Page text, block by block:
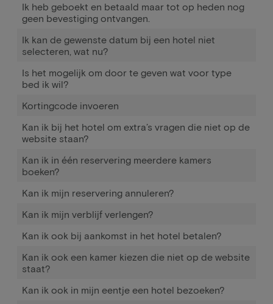
Ik heb geboekt en betaald maar tot op heden nog
geen bevestiging ontvangen.
Ik kan de gewenste datum bij een hotel niet
selecteren, wat nu?
Is het mogelijk om door te geven wat voor type
bed ik wil?
Kortingcode invoeren
Kan ik bij het hotel om extra’s vragen die niet op de
website staan?
Kan ik in één reservering meerdere kamers
boeken?
Kan ik mijn reservering annuleren?
Kan ik mijn verblijf verlengen?
Kan ik ook bij aankomst in het hotel betalen?
Kan ik ook een kamer kiezen die niet op de website
staat?
Kan ik ook in mijn eentje een hotel bezoeken?